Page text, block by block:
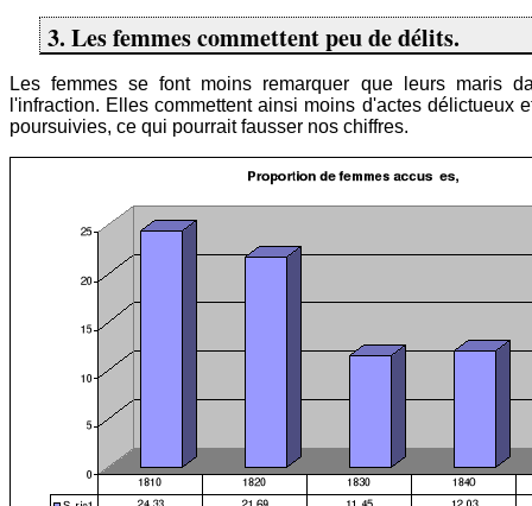
3. Les femmes commettent peu de délits.
Les femmes se font moins remarquer que leurs maris
l'infraction. Elles commettent ainsi moins d'actes délictueux
poursuivies, ce qui pourrait fausser nos chiffres.